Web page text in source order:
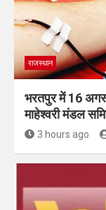
राजस्थान
भरतपुर में 16
माहेश्वरी मंडल
3 hours ago